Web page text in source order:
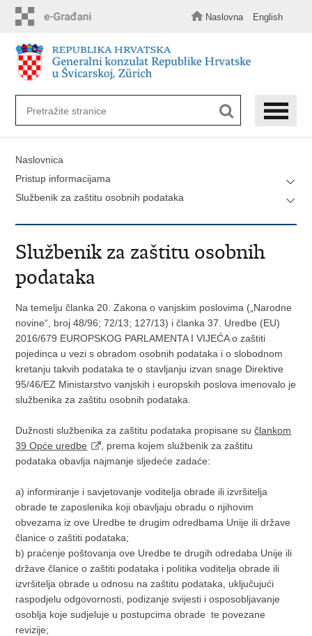
sadržaj
Naslovna English
Naslovnica
Pristup informacijama
Službenik za zaštitu osobnih podataka
Službenik za zaštitu osobnih
podataka
Na temelju članka 20. Zakona o vanjskim poslovima („Narodne
novine“, broj 48/96; 72/13; 127/13) i članka 37. Uredbe (EU)
2016/679 EUROPSKOG PARLAMENTA I VIJEĆA o zaštiti
pojedinca u vezi s obradom osobnih podataka i o slobodnom
kretanju takvih podataka te o stavljanju izvan snage Direktive
95/46/EZ Ministarstvo vanjskih i europskih poslova imenovalo je
službenika za zaštitu osobnih podataka.
Dužnosti službenika za zaštitu podataka propisane sučlankom
39 Opće uredbe
, prema kojem službenik za zaštitu
podataka obavlja najmanje sljedeće zadaće:
a) informiranje i savjetovanje voditelja obrade ili izvršitelja
obrade te zaposlenika koji obavljaju obradu o njihovim
obvezama iz ove Uredbe te drugim odredbama Unije ili države
članice o zaštiti podataka;
b) praćenje poštovanja ove Uredbe te drugih odredaba Unije ili
države članice o zaštiti podataka i politika voditelja obrade ili
izvršitelja obrade u odnosu na zaštitu podataka, uključujući
raspodjelu odgovornosti, podizanje svijesti i osposobljavanje
osoblja koje sudjeluje u postupcima obrade te povezane
revizije;